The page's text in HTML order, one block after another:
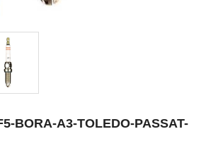
BORA-A3-TOLEDO-PASSAT-